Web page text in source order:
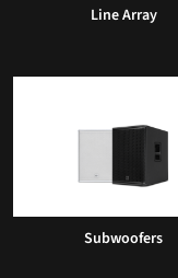
Line Array
Subwoofers